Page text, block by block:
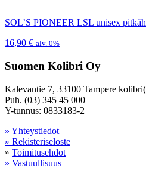
SOL’S PIONEER LSL unisex
16,90 € alv. 0%
Suomen Kolibri Oy
Kalevantie 7, 33100 Tampere
Puh. (03) 345 45 000
Y-tunnus: 0833183-2
» Yhteystiedot
» Rekisteriseloste
» Toimitusehdot
» Vastuullisuus